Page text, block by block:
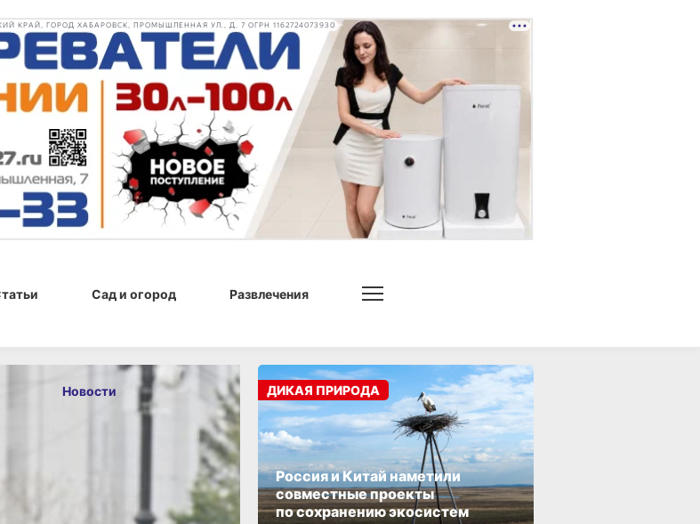
КРАЙ, ГОРОД ХАБАРОВСК, ПРОМЫШЛЕННАЯ УЛ., Д. 7 ОГРН 1162724073930
Сад и огород Развлечения
Новости
ТЕГИ
Россия и Китай наметили
совместные проекты
по сохранению экосистем
ДИКАЯ ПРИРОДА